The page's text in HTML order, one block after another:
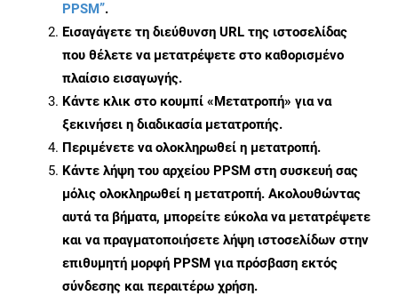
PPSM”.
Εισαγάγετε τη διεύθυνση URL της ιστοσελίδας
που θέλετε να μετατρέψετε στο καθορισμένο
πλαίσιο εισαγωγής.
Κάντε κλικ στο κουμπί «Μετατροπή» για να
ξεκινήσει η διαδικασία μετατροπής.
Περιμένετε να ολοκληρωθεί η μετατροπή.
Κάντε λήψη του αρχείου PPSM στη συσκευή σας
μόλις ολοκληρωθεί η μετατροπή. Ακολουθώντας
αυτά τα βήματα, μπορείτε εύκολα να μετατρέψετε
και να πραγματοποιήσετε λήψη ιστοσελίδων στην
επιθυμητή μορφή PPSM για πρόσβαση εκτός
σύνδεσης και περαιτέρω χρήση.